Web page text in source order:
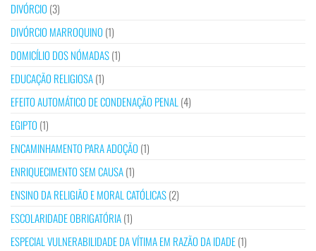
DIVÓRCIO (3)
DIVÓRCIO MARROQUINO (1)
DOMICÍLIO DOS NÓMADAS(1)
EDUCAÇÃO RELIGIOSA(1)
EFEITO AUTOMÁTICO DE CONDENAÇÃO PENAL (4)
EGIPTO (1)
ENCAMINHAMENTO PARA ADOÇÃO (1)
ENRIQUECIMENTO SEM CAUSA(1)
ENSINO DA RELIGIÃO E MORAL CATÓLICAS(2)
ESCOLARIDADE OBRIGATÓRIA(1)
ESPECIAL VULNERABILIDADE DA VÍTIMA EM RAZÃO DA IDADE(1)